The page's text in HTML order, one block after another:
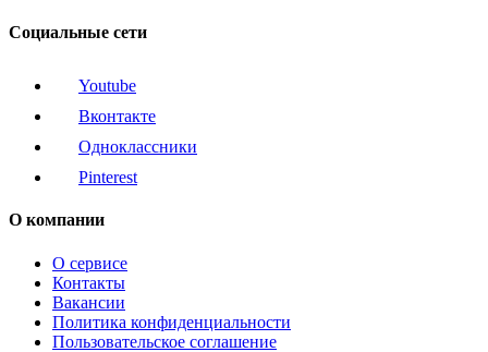
Социальные сети
Youtube
Вконтакте
Одноклассники
Pinterest
О компании
О сервисе
Контакты
Вакансии
Политика конфиденциальности
Пользовательское соглашение